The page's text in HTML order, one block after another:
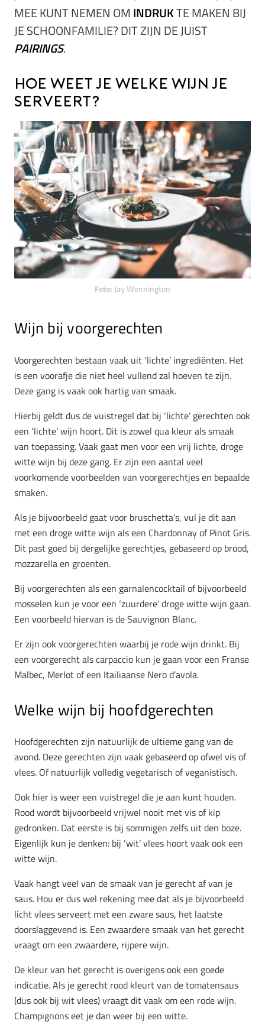
MEE KUNT NEMEN OM INDRUKTE MAKEN BIJ
JE SCHOONFAMILIE? DIT ZIJN DE JUIST
PAIRINGS.
Hoe weet je welke wijn je
serveert?
Foto: Jay Wennington
Wijn bij voorgerechten
Voorgerechten bestaan vaak uit ‘lichte’ ingrediënten. Het
is een voorafje die niet heel vullend zal hoeven te zijn.
Deze gang is vaak ook hartig van smaak.
Hierbij geldt dus de vuistregel dat bij ‘lichte’ gerechten ook
een ‘lichte’ wijn hoort. Dit is zowel qua kleur als smaak
van toepassing. Vaak gaat men voor een vrij lichte, droge
witte wijn bij deze gang. Er zijn een aantal veel
voorkomende voorbeelden van voorgerechtjes en bepaalde
smaken.
Als je bijvoorbeeld gaat voor bruschetta’s, vul je dit aan
met een droge witte wijn als een Chardonnay of Pinot Gris.
Dit past goed bij dergelijke gerechtjes, gebaseerd op brood,
mozzarella en groenten.
Bij voorgerechten als een garnalencocktail of bijvoorbeeld
mosselen kun je voor een ‘zuurdere’ droge witte wijn gaan.
Een voorbeeld hiervan is de Sauvignon Blanc.
Er zijn ook voorgerechten waarbij je rode wijn drinkt. Bij
een voorgerecht als carpaccio kun je gaan voor een Franse
Malbec, Merlot of een Itailiaanse Nero d’avola.
Welke wijn bij hoofdgerechten
Hoofdgerechten zijn natuurlijk de ultieme gang van de
avond. Deze gerechten zijn vaak gebaseerd op ofwel vis of
vlees. Of natuurlijk volledig vegetarisch of veganistisch.
Ook hier is weer een vuistregel die je aan kunt houden.
Rood wordt bijvoorbeeld vrijwel nooit met vis of kip
gedronken. Dat eerste is bij sommigen zelfs uit den boze.
Eigenlijk kun je denken: bij ‘wit’ vlees hoort vaak ook een
witte wijn.
Vaak hangt veel van de smaak van je gerecht af van je
saus. Hou er dus wel rekening mee dat als je bijvoorbeeld
licht vlees serveert met een zware saus, het laatste
doorslaggevend is. Een zwaardere smaak van het gerecht
vraagt om een zwaardere, rijpere wijn.
De kleur van het gerecht is overigens ook een goede
indicatie. Als je gerecht rood kleurt van de tomatensaus
(dus ook bij wit vlees) vraagt dit vaak om een rode wijn.
Champignons eet je dan weer bij een witte.